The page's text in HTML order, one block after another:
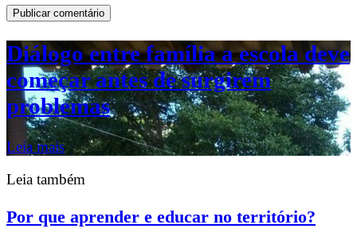
Diálogo entre família a escola deve
começar antes de surgirem
problemas
Leia mais
Leia também
Por que aprender e educar no território?